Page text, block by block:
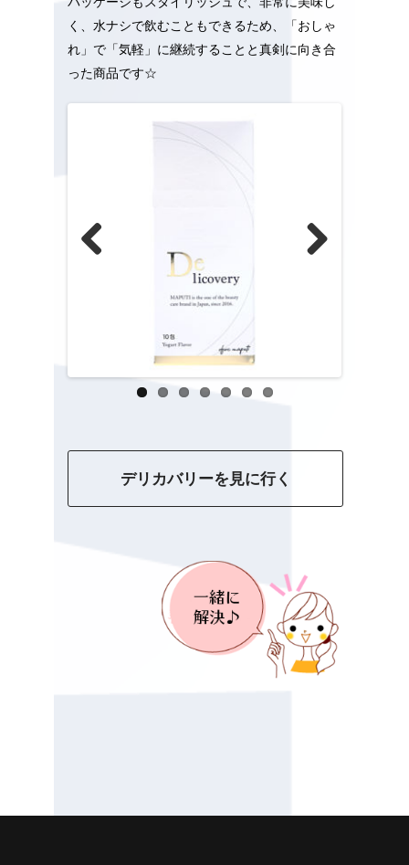
く、水ナシで飲むこともできるため、「おしゃ
れ」で「気軽」に継続することと真剣に向き合
った商品です☆
デリカバリーを見に行く